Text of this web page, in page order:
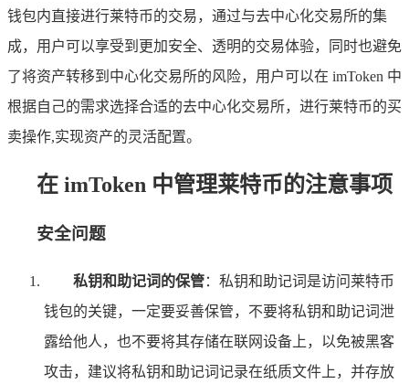
钱包内直接进行莱特币的交易，通过与去中心化交易所的集
成，用户可以享受到更加安全、透明的交易体验，同时也避免
了将资产转移到中心化交易所的风险，用户可以在 imToken 中
根据自己的需求选择合适的去中心化交易所，进行莱特币的买
卖操作,实现资产的灵活配置。
在 imToken 中管理莱特币的注意事项
安全问题
私钥和助记词的保管：私钥和助记词是访问莱特币
钱包的关键，一定要妥善保管，不要将私钥和助记词泄
露给他人，也不要将其存储在联网设备上，以免被黑客
攻击，建议将私钥和助记词记录在纸质文件上，并存放